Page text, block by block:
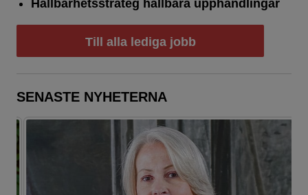
Hållbarhetsstrateg hållbara upphandlingar
Till alla lediga jobb
SENASTE NYHETERNA